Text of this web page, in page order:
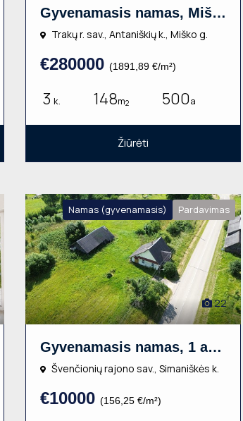
Gyvenamasis namas, Miško g., 2 aukštų, 148m², 500a, €280000
Trakų r. sav., Antaniškių k., Miško g.
€280000 (1891,89 €/m²)
3 k. 148m2 500a
Žiūrėti
Namas (gyvenamasis) Pardavimas
22
Gyvenamasis namas, 1 aukšto, 64.35m², 23.67a, €10000
Švenčionių rajono sav., Simaniškės k.
€10000 (156,25 €/m²)